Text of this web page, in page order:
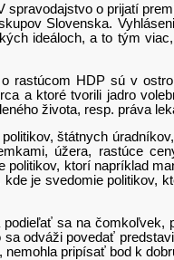
o prijatí
Slovenska.
ideáloch, a to tým
HDP sú v
a ktoré tvorili jadro
života, resp. práva
štátnych
úžera, rastúce
ktorí napríklad
je svedomie politikov,
sa na čomkoľvek,
odváži povedať
nemohla pripísať bod k